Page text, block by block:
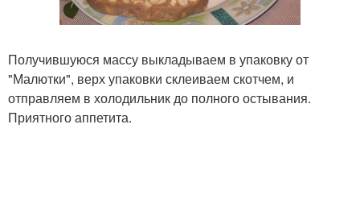
Получившуюся массу выкладываем в упаковку от
"Малютки", верх упаковки склеиваем скотчем, и
отправляем в холодильник до полного остывания.
Приятного аппетита.